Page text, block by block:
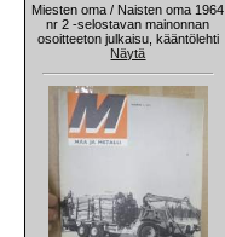
Miesten oma / Naisten oma 1964
nr 2 -selostavan mainonnan
osoitteeton julkaisu, kääntölehti
Näytä